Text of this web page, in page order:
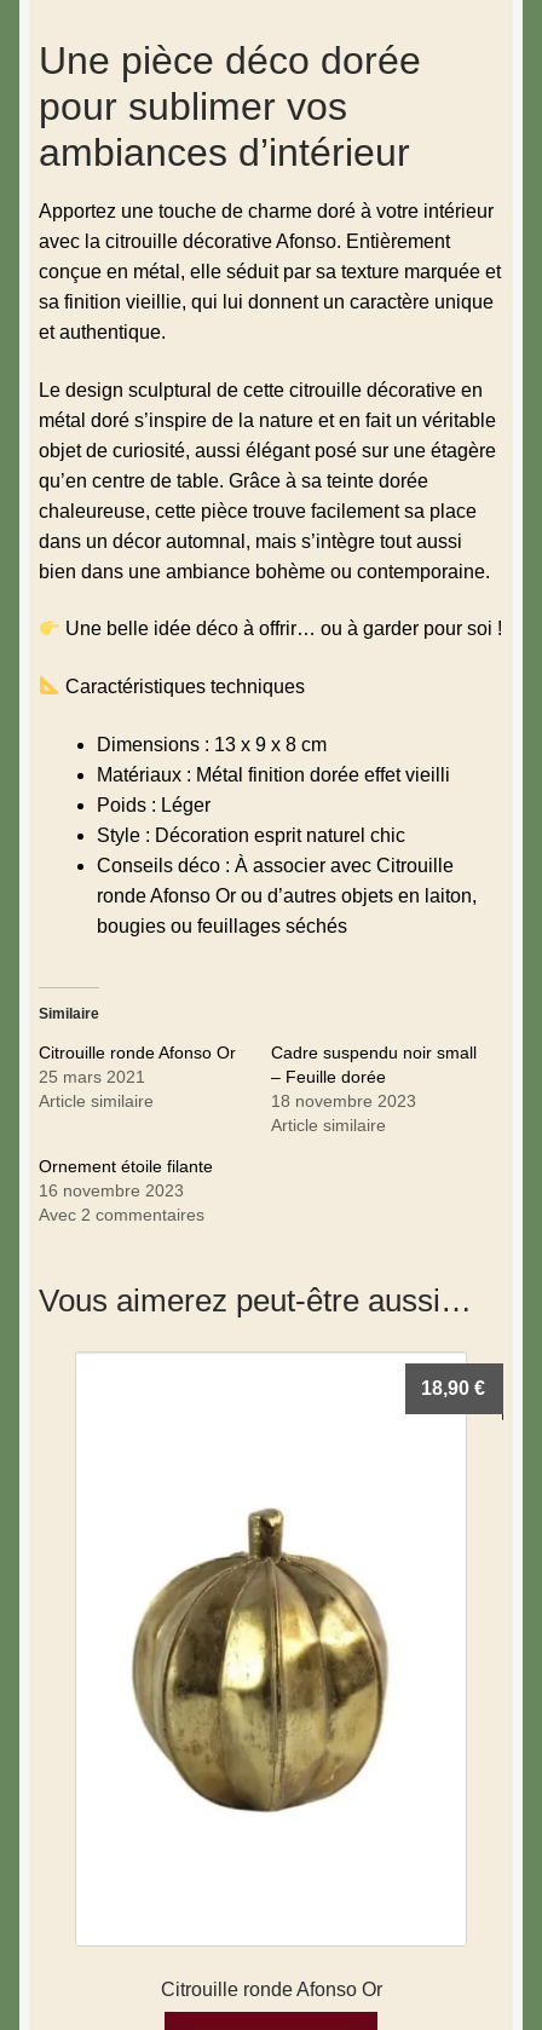
Une pièce déco dorée
pour sublimer vos
ambiances d’intérieur
Apportez une touche de charme doré à votre intérieur
avec la citrouille décorative Afonso. Entièrement
conçue en métal, elle séduit par sa texture marquée et
sa finition vieillie, qui lui donnent un caractère unique
et authentique.
Le design sculptural de cette citrouille décorative en
métal doré s’inspire de la nature et en fait un véritable
objet de curiosité, aussi élégant posé sur une étagère
qu’en centre de table. Grâce à sa teinte dorée
chaleureuse, cette pièce trouve facilement sa place
dans un décor automnal, mais s’intègre tout aussi
bien dans une ambiance bohème ou contemporaine.
Une belle idée déco à offrir… ou à garder pour soi !
Caractéristiques techniques
Dimensions : 13 x 9 x 8 cm
Matériaux : Métal finition dorée effet vieilli
Poids : Léger
Style : Décoration esprit naturel chic
Conseils déco : À associer avec Citrouille
ronde Afonso Or ou d’autres objets en laiton,
bougies ou feuillages séchés
Similaire
Citrouille ronde Afonso Or
25 mars 2021
Article similaire
Cadre suspendu noir small
– Feuille dorée
18 novembre 2023
Article similaire
Ornement étoile filante
16 novembre 2023
Avec 2 commentaires
Vous aimerez peut-être aussi…
Citrouille ronde Afonso Or
18,90€